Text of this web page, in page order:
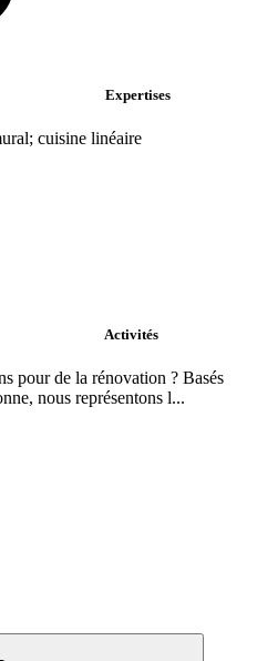
Expertises
cuisine linéaire
Activités
pour de la rénovation ? Basés
nous représentons l...